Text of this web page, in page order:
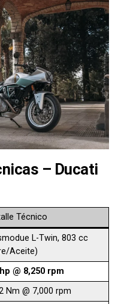
– Ducati
Técnico
L-Twin, 803 cc
Aceite)
@ 8,250 rpm
Nm @ 7,000 rpm